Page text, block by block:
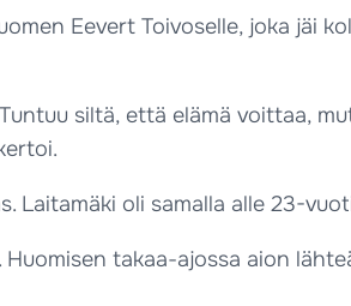
Eevert Toivoselle, joka jäi
siltä, että elämä voittaa,
Laitamäki oli samalla alle 23-
takaa-ajossa aion